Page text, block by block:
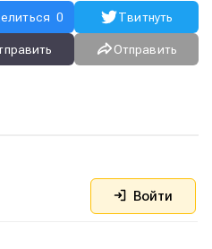
0 Твитнуть
Отправить
Войти